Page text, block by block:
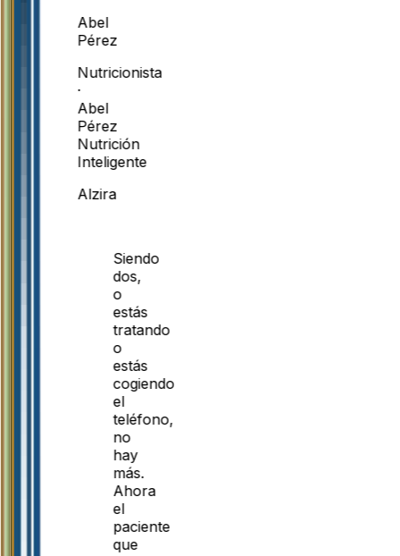
Abel
Pérez
Nutricionista
·
Abel
Pérez
Nutrición
Inteligente
Alzira
Siendo
dos,
o
estás
tratando
o
estás
cogiendo
el
teléfono,
no
hay
más.
Ahora
el
paciente
que